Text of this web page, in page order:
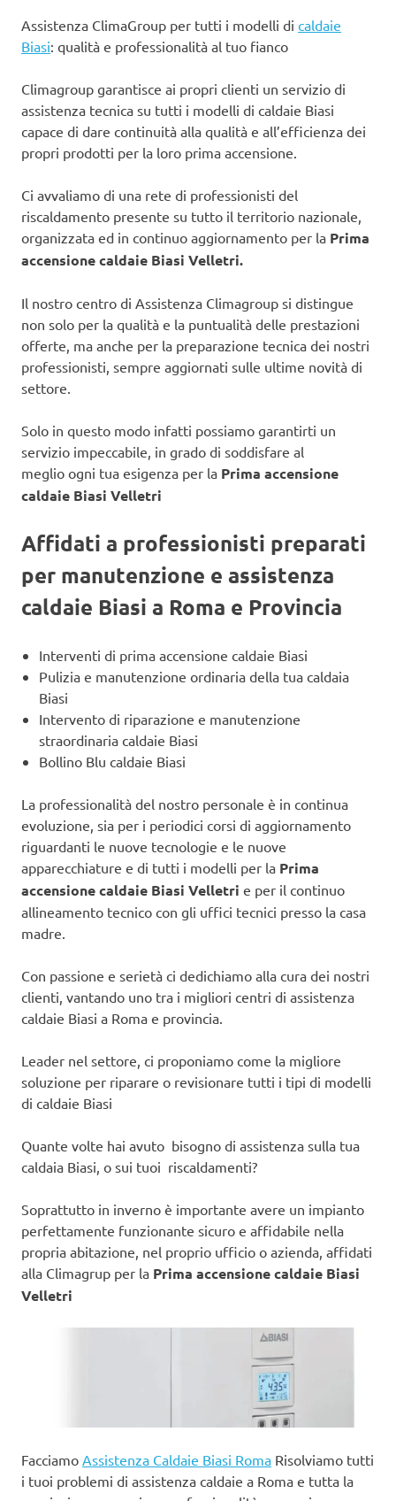
Assistenza ClimaGroup per tutti i modelli di caldaie
Biasi: qualità e professionalità al tuo fianco
Climagroup garantisce ai propri clienti un servizio di
assistenza tecnica su tutti i modelli di caldaie Biasi
capace di dare continuità alla qualità e all’efficienza dei
propri prodotti per la loro prima accensione.
Ci avvaliamo di una rete di professionisti del
riscaldamento presente su tutto il territorio nazionale,
organizzata ed in continuo aggiornamento per la Prima
accensione caldaie Biasi Velletri.
Il nostro centro di Assistenza Climagroup si distingue
non solo per la qualità e la puntualità delle prestazioni
offerte, ma anche per la preparazione tecnica dei nostri
professionisti, sempre aggiornati sulle ultime novità di
settore.
Solo in questo modo infatti possiamo garantirti un
servizio impeccabile, in grado di soddisfare al
meglio ogni tua esigenza per la Prima accensione
caldaie Biasi Velletri
Affidati a professionisti preparati
per manutenzione e assistenza
caldaie Biasi a Roma e Provincia
Interventi di prima accensione caldaie Biasi
Pulizia e manutenzione ordinaria della tua caldaia
Biasi
Intervento di riparazione e manutenzione
straordinaria caldaie Biasi
Bollino Blu caldaie Biasi
La professionalità del nostro personale è in continua
evoluzione, sia per i periodici corsi di aggiornamento
riguardanti le nuove tecnologie e le nuove
apparecchiature e di tutti i modelli per la Prima
accensione caldaie Biasi Velletri e per il continuo
allineamento tecnico con gli uffici tecnici presso la casa
madre.
Con passione e serietà ci dedichiamo alla cura dei nostri
clienti, vantando uno tra i migliori centri di assistenza
caldaie Biasi a Roma e provincia.
Leader nel settore, ci proponiamo come la migliore
soluzione per riparare o revisionare tutti i tipi di modelli
di caldaie Biasi
Quante volte hai avuto bisogno di assistenza sulla tua
caldaia Biasi, o sui tuoi riscaldamenti?
Soprattutto in inverno è importante avere un impianto
perfettamente funzionante sicuro e affidabile nella
propria abitazione, nel proprio ufficio o azienda, affidati
alla Climagrup per la Prima accensione caldaie Biasi
Velletri
Facciamo Assistenza Caldaie Biasi Roma Risolviamo tutti
i tuoi problemi di assistenza caldaie a Roma e tutta la